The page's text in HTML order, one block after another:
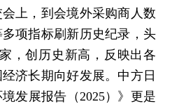
上，到会境外采购商人数
项指标刷新历史纪录，头
，创历史新高，反映出各
济长期向好发展。中方日
发展报告（2025）》更是